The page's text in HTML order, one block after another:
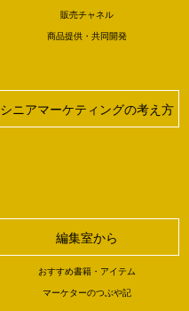
販売チャネル
商品提供・共同開発
シニアマーケティングの考え方
編集室から
おすすめ書籍・アイテム
マーケターのつぶや記